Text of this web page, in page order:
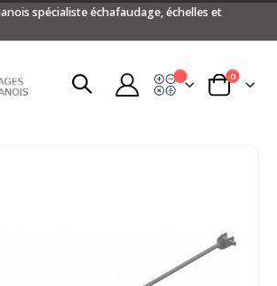
spécialiste échafaudage, échelles et
Panier
0articles
Devis